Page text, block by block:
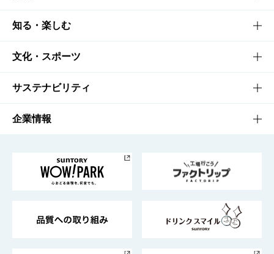
商品TOP
商品一覧
商品発売情報
栄養成分一覧
知る・楽しむ
知る・楽しむTOP
キャンペーン
工場見学
地域情報
文化・スポーツ
文化・スポーツTOP
サントリーホール
サントリーサンバーズ大阪
サステナビリティ
サステナビリティTOP
サントリーが考えるサステナビリティ経営
企業情報
企業概要